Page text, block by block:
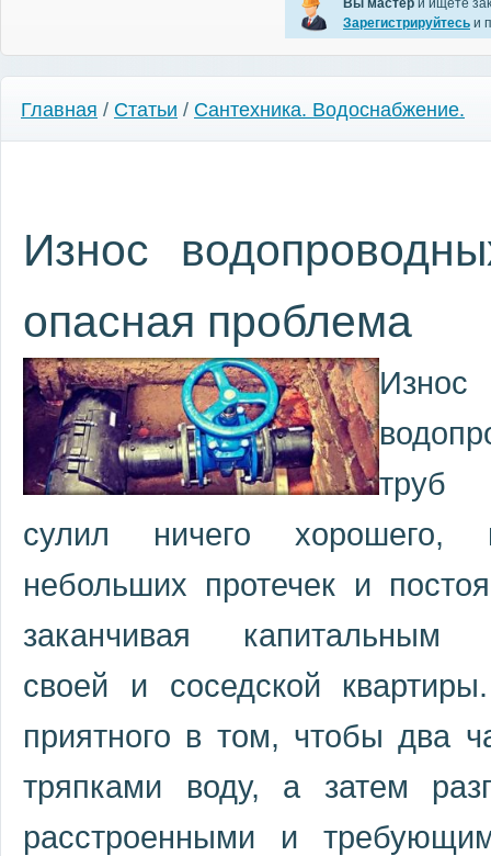
Вы мастер и ищете
Зарегистрируйтесь и
Главная / Статьи / Сантехника. Водоснабжение.
Износ
опасная проблема
Износ
труб
сулил ничего хорошего,
небольших протечек и
заканчивая капитальным
своей и соседской
приятного в том, чтобы два
тряпками воду, а затем
расстроенными и